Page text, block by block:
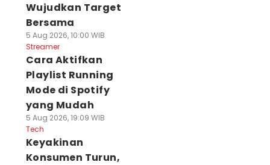
Wujudkan Target
Bersama
5 Aug 2026, 10:00 WIB
Streamer
Cara Aktifkan
Playlist Running
Mode di Spotify
yang Mudah
5 Aug 2026, 19:09 WIB
Tech
Keyakinan
Konsumen Turun,